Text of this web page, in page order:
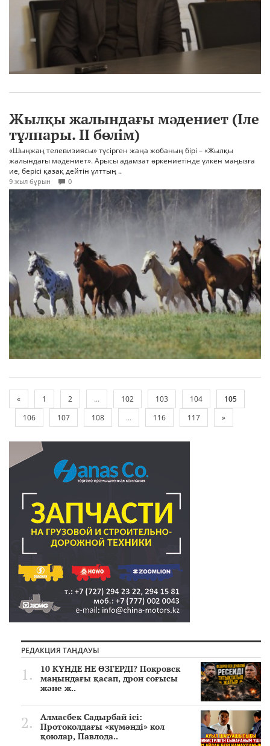
Жылқы жалындағы мәдениет (Іле
тұлпары. ІІ бөлім)
«Шыңжаң телевизиясы» түсірген жаңа жобаның бірі – «Жылқы
жалындағы мәдениет». Арысы адамзат өркениетінде үлкен маңызға
ие, берісі қазақ дейтін ұлттың ..
9 жыл бұрын 0
« 1 2 ... 102 103 104
105
106
107 108 ... 116 117 »
РЕДАКЦИЯ ТАҢДАУЫ
10 КҮНДЕ НЕ ӨЗГЕРДІ? Покровск
маңындағы қасап, дрон соғысы
және ж..
Алмасбек Садырбай ісі:
Протоколдағы «күмәнді» кол
қоюлар, Павлода..